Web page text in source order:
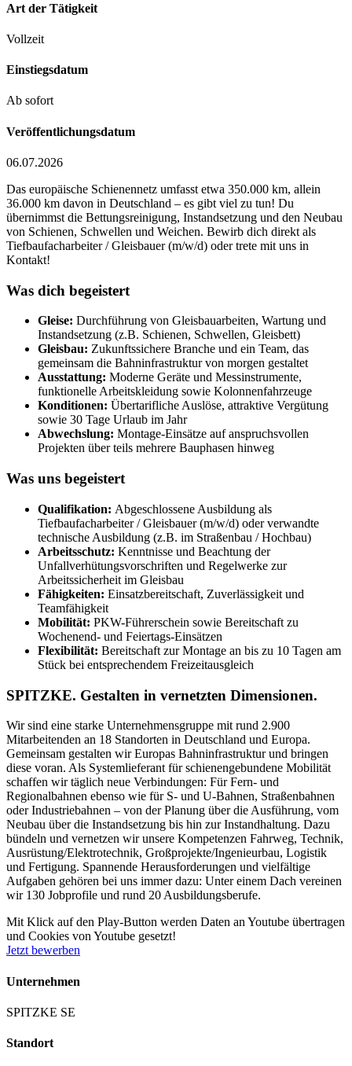
Art der Tätigkeit
Vollzeit
Einstiegsdatum
Ab sofort
Veröffentlichungsdatum
06.07.2026
Das europäische Schienennetz umfasst etwa 350.000 km, allein
36.000 km davon in Deutschland – es gibt viel zu tun! Du
übernimmst die Bettungsreinigung, Instandsetzung und den Neubau
von Schienen, Schwellen und Weichen. Bewirb dich direkt als
Tiefbaufacharbeiter / Gleisbauer (m/​w/​d) oder trete mit uns in
Kontakt!
Was dich begeistert
Gleise: Durchführung von Gleisbauarbeiten, Wartung und
Instandsetzung (z.B. Schienen, Schwellen, Gleisbett)
Gleisbau: Zukunftssichere Branche und ein Team, das
gemeinsam die Bahninfrastruktur von morgen gestaltet
Ausstattung: Moderne Geräte und Messinstrumente,
funktionelle Arbeitskleidung sowie Kolonnenfahrzeuge
Konditionen: Übertarifliche Auslöse, attraktive Vergütung
sowie 30 Tage Urlaub im Jahr
Abwechslung: Montage-Einsätze auf anspruchsvollen
Projekten über teils mehrere Bauphasen hinweg
Was uns begeistert
Qualifikation: Abgeschlossene Ausbildung als
Tiefbaufacharbeiter / ​Gleisbauer (m/​w/​d) oder verwandte
technische Ausbildung (z.B. im Straßenbau / ​Hochbau)
Arbeitsschutz: Kenntnisse und Beachtung der
Unfallverhütungsvorschriften und Regelwerke zur
Arbeitssicherheit im Gleisbau
Fähigkeiten: Einsatzbereitschaft, Zuverlässigkeit und
Teamfähigkeit
Mobilität: PKW-Führerschein sowie Bereitschaft zu
Wochenend- und Feiertags-Einsätzen
Flexibilität: Bereitschaft zur Montage an bis zu 10 Tagen am
Stück bei entsprechendem Freizeitausgleich
SPITZKE. Gestalten in vernetzten Dimensionen.
Wir sind eine starke Unternehmensgruppe mit rund 2.900
Mitarbeitenden an 18 Standorten in Deutschland und Europa.
Gemeinsam gestalten wir Europas Bahninfrastruktur und bringen
diese voran. Als Systemlieferant für schienengebundene Mobilität
schaffen wir täglich neue Verbindungen: Für Fern- und
Regionalbahnen ebenso wie für S- und U-Bahnen, Straßenbahnen
oder Industriebahnen – von der Planung über die Ausführung, vom
Neubau über die Instandsetzung bis hin zur Instandhaltung. Dazu
bündeln und vernetzen wir unsere Kompetenzen Fahrweg, Technik,
Ausrüstung/​Elektrotechnik, Großprojekte/​Ingenieurbau, Logistik
und Fertigung. Spannende Herausforderungen und vielfältige
Aufgaben gehören bei uns immer dazu: Unter einem Dach vereinen
wir 130 Jobprofile und rund 20 Ausbildungsberufe.
Mit Klick auf den Play-Button werden Daten an Youtube übertragen
und Cookies von Youtube gesetzt!
Jetzt bewerben
Unternehmen
SPITZKE SE
Standort